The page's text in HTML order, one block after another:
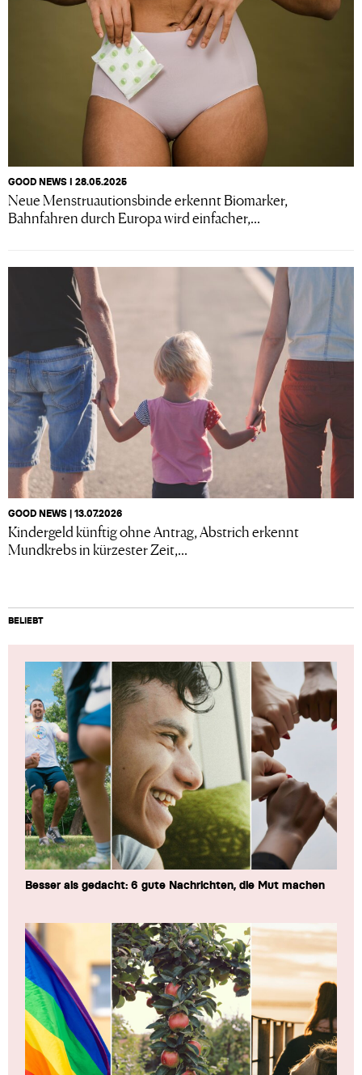
GOOD NEWS I 28.05.2025
Neue Menstruautionsbinde erkennt Biomarker,
Bahnfahren durch Europa wird einfacher,...
GOOD NEWS | 13.07.2026
Kindergeld künftig ohne Antrag, Abstrich erkennt
Mundkrebs in kürzester Zeit,...
BELIEBT
Besser als gedacht: 6 gute Nachrichten, die Mut machen